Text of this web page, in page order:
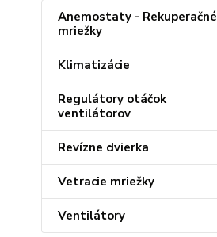
Anemostaty - Rekuperačné
mriežky
Klimatizácie
Regulátory otáčok
ventilátorov
Revízne dvierka
Vetracie mriežky
Ventilátory